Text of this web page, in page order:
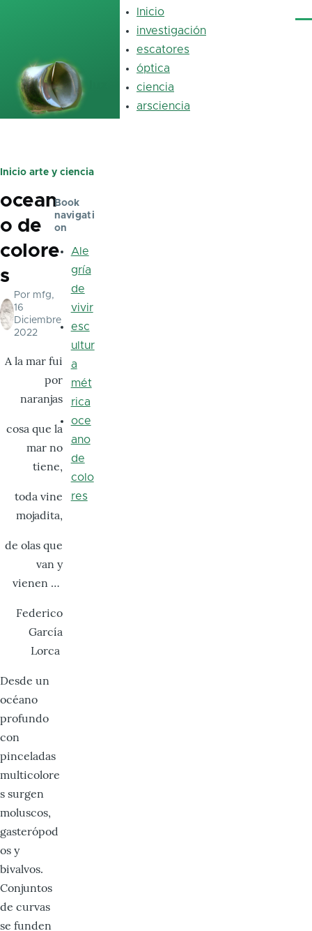
Pasar al contenido principal
Main
navigation
Inicio
investigación
escatores
óptica
ciencia
arsciencia
Ruta
de
navegación
Inicio arte y ciencia
ocean
o de
colore
s
Por mfg,
16
Diciembre
2022
A la mar fui
por
naranjas
cosa que la
mar no
tiene,
toda vine
mojadita,
de olas que
van y
vienen …
Federico
García
Lorca
Desde un
océano
profundo
con
pinceladas
multicolore
s surgen
moluscos,
gasterópod
os y
bivalvos.
Conjuntos
de curvas
se funden
Book
navigati
on
Ale
gría
de
vivir
esc
ultur
a
mét
rica
oce
ano
de
colo
res